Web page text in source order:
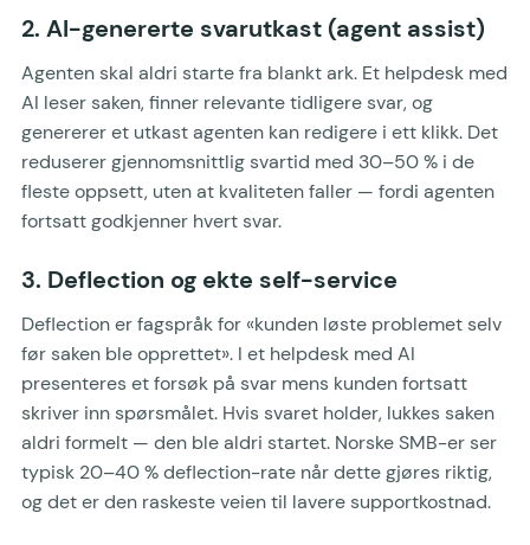
2. AI-genererte svarutkast (agent assist)
Agenten skal aldri starte fra blankt ark. Et helpdesk med
AI leser saken, finner relevante tidligere svar, og
genererer et utkast agenten kan redigere i ett klikk. Det
reduserer gjennomsnittlig svartid med 30–50 % i de
fleste oppsett, uten at kvaliteten faller — fordi agenten
fortsatt godkjenner hvert svar.
3. Deflection og ekte self-service
Deflection er fagspråk for «kunden løste problemet selv
før saken ble opprettet». I et helpdesk med AI
presenteres et forsøk på svar mens kunden fortsatt
skriver inn spørsmålet. Hvis svaret holder, lukkes saken
aldri formelt — den ble aldri startet. Norske SMB-er ser
typisk 20–40 % deflection-rate når dette gjøres riktig,
og det er den raskeste veien til lavere supportkostnad.